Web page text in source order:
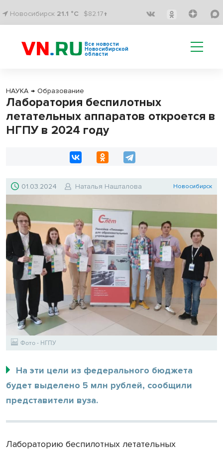
Новосибирск 21.1 °C $82.17↑
Все новости
Новосибирской
области
НАУКА → Образование
Лаборатория беспилотных
летательных аппаратов откроется в
НГПУ в 2024 году
01.03.2024 Наталья Нашталова Новосибирск
Фото - НГПУ
На эти цели из федерального бюджета
будет выделено 5 млн рублей, сообщили
представители вуза.
Лабораторию беспилотных летательных